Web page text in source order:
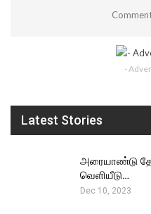
-
Latest Stories
அரையாண்டு
வெளியீடு…
Dec 10, 2023